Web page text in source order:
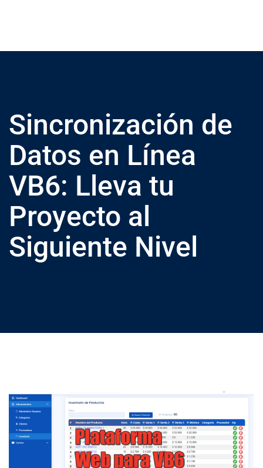
Sincronización de
Datos en Línea
VB6: Lleva tu
Proyecto al
Siguiente Nivel